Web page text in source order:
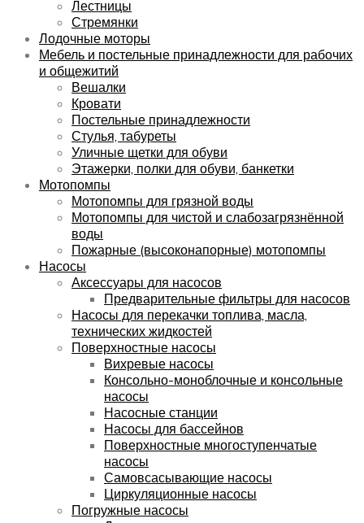
Лестницы
Стремянки
Лодочные моторы
Мебель и постельные принадлежности для рабочих
и общежитий
Вешалки
Кровати
Постельные принадлежности
Стулья, табуреты
Уличные щетки для обуви
Этажерки, полки для обуви, банкетки
Мотопомпы
Мотопомпы для грязной воды
Мотопомпы для чистой и слабозагрязнённой
воды
Пожарные (высоконапорные) мотопомпы
Насосы
Аксессуары для насосов
Предварительные фильтры для насосов
Насосы для перекачки топлива, масла,
технических жидкостей
Поверхностные насосы
Вихревые насосы
Консольно-моноблочные и консольные
насосы
Насосные станции
Насосы для бассейнов
Поверхностные многоступенчатые
насосы
Самовсасывающие насосы
Циркуляционные насосы
Погружные насосы